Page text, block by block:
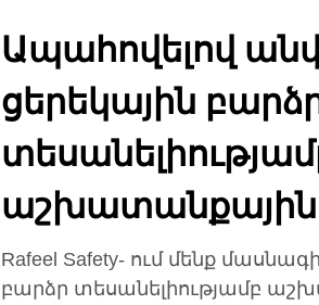
Ապահովելով
ցերեկային
աշխատանքային
Rafeel Safety- ում մենք
բարձր տեսանելիությամբ